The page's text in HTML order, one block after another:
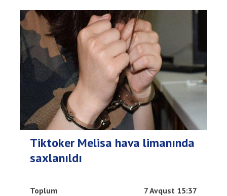
Tiktoker Melisa hava limanında
saxlanıldı
Toplum 7 Avqust 15:37